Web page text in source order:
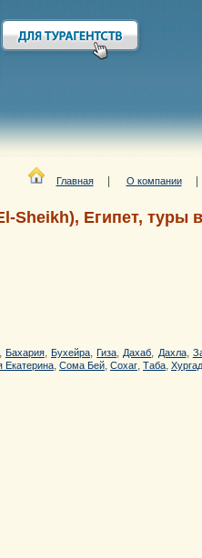
Главная| О компании
Sheikh), Египет,
Бахария,Бухейра,Гиза,Дахаб, Дахла,
Екатерина, Сома Бей, Сохаг, Таба,